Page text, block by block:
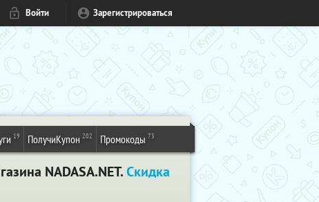
Войти Зарегистрироваться
19 ПолучиКупон 202 Промокоды 73
NADASA.NET.Скидка